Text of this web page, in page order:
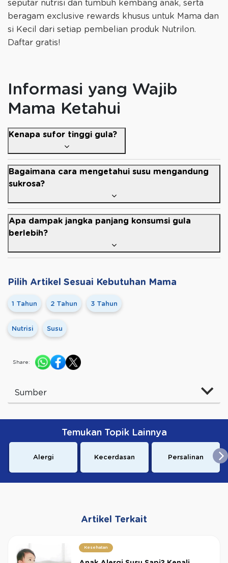
seputar nutrisi dan tumbuh kembang anak, serta
beragam exclusive rewards khusus untuk Mama dan
si Kecil dari setiap pembelian produk Nutrilon.
Daftar gratis!
Informasi yang Wajib
Mama Ketahui
Kenapa sufor tinggi gula?
Bagaimana cara mengetahui susu mengandung
sukrosa?
Apa dampak jangka panjang konsumsi gula
berlebih?
Pilih Artikel Sesuai Kebutuhan Mama
1 Tahun 2 Tahun 3 Tahun
Nutrisi Susu
Share:
Sumber
Temukan Topik Lainnya
Alergi Kecerdasan Persalinan
Artikel Terkait
Kesehatan